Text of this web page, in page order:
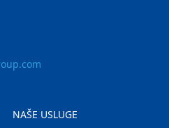
NAŠE USLUGE